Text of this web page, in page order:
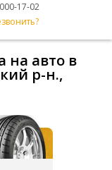
000-17-02
на авто в
р-н.,